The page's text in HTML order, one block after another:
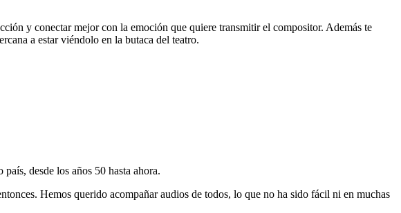
y conectar mejor con la emoción que quiere transmitir el compositor. Además te
a estar viéndolo en la butaca del teatro.
desde los años 50 hasta ahora.
Hemos querido acompañar audios de todos, lo que no ha sido fácil ni en muchas